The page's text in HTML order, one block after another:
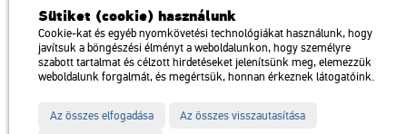
a Magyar Művészeti Akadémia intézménye
1146 Budapest, Dózsa György út 37.
Megközelíthető: Millenniumi Földalatti Vasút – Hősök tere megálló
Trolibusz: 75, 79 / Autóbusz: 20, 30, 105
Impresszum Sitemap Adatvédelem
térkép
Sütiket (cookie) használunk
Cookie-kat és egyéb nyomkövetési technológiákat használunk, hogy
javítsuk a böngészési élményt a weboldalunkon, hogy személyre
szabott tartalmat és célzott hirdetéseket jelenítsünk meg, elemezzük
weboldalunk forgalmát, és megértsük, honnan érkeznek látogatóink.
Az összes elfogadása Az összes visszautasítása